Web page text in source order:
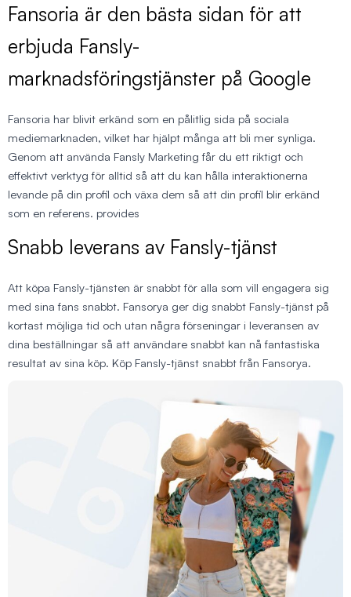
Fansoria är den bästa sidan för att
erbjuda Fansly-
marknadsföringstjänster på Google
Fansoria har blivit erkänd som en pålitlig sida på sociala
mediemarknaden, vilket har hjälpt många att bli mer synliga.
Genom att använda Fansly Marketing får du ett riktigt och
effektivt verktyg för alltid så att du kan hålla interaktionerna
levande på din profil och växa dem så att din profil blir erkänd
som en referens. provides
Snabb leverans av Fansly-tjänst
Att köpa Fansly-tjänsten är snabbt för alla som vill engagera sig
med sina fans snabbt. Fansorya ger dig snabbt Fansly-tjänst på
kortast möjliga tid och utan några förseningar i leveransen av
dina beställningar så att användare snabbt kan nå fantastiska
resultat av sina köp. Köp Fansly-tjänst snabbt från Fansorya.